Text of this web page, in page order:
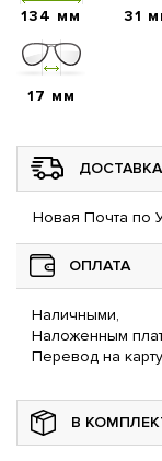
134 мм 31
17 мм
ДОСТАВКА
Новая Почта по
ОПЛАТА
Наличными,
Наложенным
Перевод на карту
В